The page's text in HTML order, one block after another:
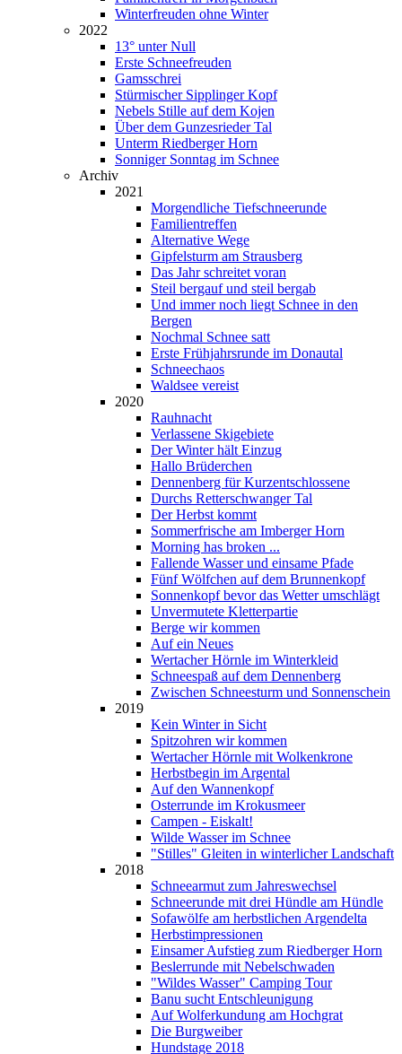
Winterfreuden ohne Winter
2022
13° unter Null
Erste Schneefreuden
Gamsschrei
Stürmischer Sipplinger Kopf
Nebels Stille auf dem Kojen
Über dem Gunzesrieder Tal
Unterm Riedberger Horn
Sonniger Sonntag im Schnee
Archiv
2021
Morgendliche Tiefschneerunde
Familientreffen
Alternative Wege
Gipfelsturm am Strausberg
Das Jahr schreitet voran
Steil bergauf und steil bergab
Und immer noch liegt Schnee in den
Bergen
Nochmal Schnee satt
Erste Frühjahrsrunde im Donautal
Schneechaos
Waldsee vereist
2020
Rauhnacht
Verlassene Skigebiete
Der Winter hält Einzug
Hallo Brüderchen
Dennenberg für Kurzentschlossene
Durchs Retterschwanger Tal
Der Herbst kommt
Sommerfrische am Imberger Horn
Morning has broken ...
Fallende Wasser und einsame Pfade
Fünf Wölfchen auf dem Brunnenkopf
Sonnenkopf bevor das Wetter umschlägt
Unvermutete Kletterpartie
Berge wir kommen
Auf ein Neues
Wertacher Hörnle im Winterkleid
Schneespaß auf dem Dennenberg
Zwischen Schneesturm und Sonnenschein
2019
Kein Winter in Sicht
Spitzohren wir kommen
Wertacher Hörnle mit Wolkenkrone
Herbstbegin im Argental
Auf den Wannenkopf
Osterrunde im Krokusmeer
Campen - Eiskalt!
Wilde Wasser im Schnee
"Stilles" Gleiten in winterlicher Landschaft
2018
Schneearmut zum Jahreswechsel
Schneerunde mit drei Hündle am Hündle
Sofawölfe am herbstlichen Argendelta
Herbstimpressionen
Einsamer Aufstieg zum Riedberger Horn
Beslerrunde mit Nebelschwaden
"Wildes Wasser" Camping Tour
Banu sucht Entschleunigung
Auf Wolferkundung am Hochgrat
Die Burgweiber
Hundstage 2018